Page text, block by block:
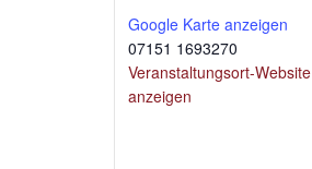
Google Karte anzeigen
07151 1693270
Veranstaltungsort-Website
anzeigen